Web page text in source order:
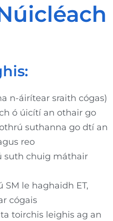
n-áirítear sraith cógas)
ó úicítí an othair go
suthanna go dtí an
reo
suth chuig máthair
le haghaidh ET,
cógais
toirchis leighis ag an